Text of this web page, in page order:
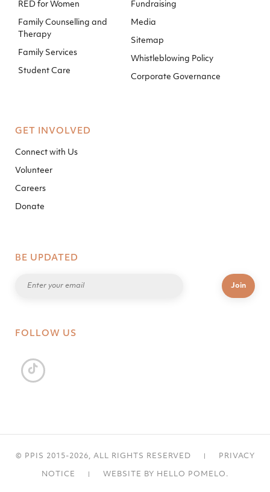
RED for Women
Family Counselling and
Therapy
Family Services
Student Care
Fundraising
Media
Sitemap
Whistleblowing Policy
Corporate Governance
GET INVOLVED
Connect with Us
Volunteer
Careers
Donate
BE UPDATED
FOLLOW US
© PPIS 2015-2026, ALL RIGHTS RESERVED | PRIVACY
NOTICE | WEBSITE BY HELLO POMELO .